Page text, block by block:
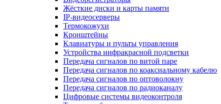
Жёсткие диски и карты памяти
IP-видеосерверы
Термокожухи
Кронштейны
Клавиатуры и пульты управления
Устройства инфракрасной подсветки
Передача сигналов по витой паре
Передача сигналов по коаксиальному кабелю
Передача сигналов по оптоволокну
Передача сигналов по радиоканалу
Цифровые системы видеоконтроля